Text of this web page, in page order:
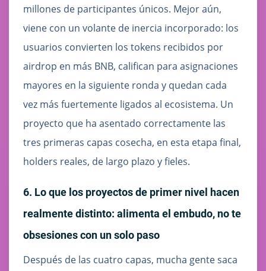
millones de participantes únicos. Mejor aún,
viene con un volante de inercia incorporado: los
usuarios convierten los tokens recibidos por
airdrop en más BNB, califican para asignaciones
mayores en la siguiente ronda y quedan cada
vez más fuertemente ligados al ecosistema. Un
proyecto que ha asentado correctamente las
tres primeras capas cosecha, en esta etapa final,
holders reales, de largo plazo y fieles.
6. Lo que los proyectos de primer nivel hacen
realmente distinto: alimenta el embudo, no te
obsesiones con un solo paso
Después de las cuatro capas, mucha gente saca